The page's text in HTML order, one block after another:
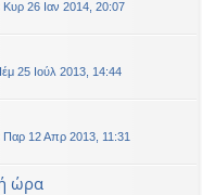
Κυρ 26 Ιαν 2014, 20:07
25 Ιούλ 2013, 14:44
Παρ 12 Απρ 2013, 11:31
ώρα